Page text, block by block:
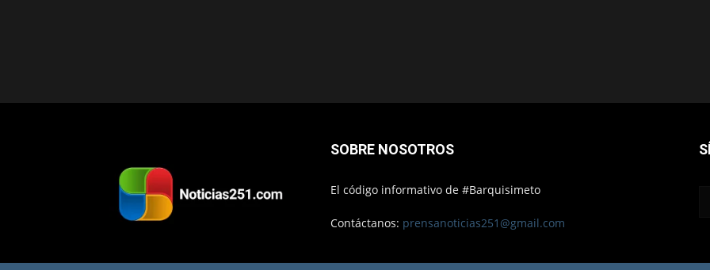
SOBRE NOSOTROS
El código informativo de #Barquisimeto
Contáctanos: prensanoticias251@gmail.com